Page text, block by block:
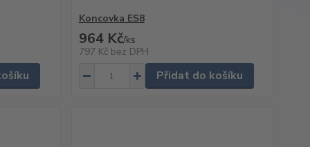
Koncovka ES8
964 Kč/ks
797 Kč bez DPH
Přidat do košíku